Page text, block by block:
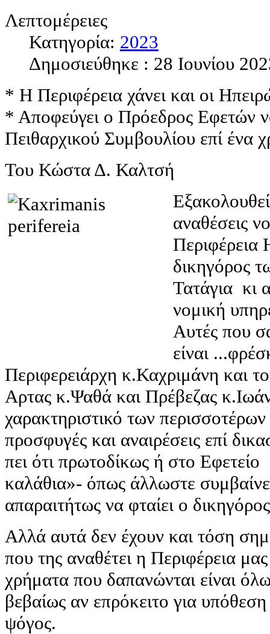
Λεπτομέρειες
Κατηγορία: 2023
Δημοσιεύθηκε : 28 Ιουνίου
* Η Περιφέρεια χάνει και οι
* Αποφεύγει ο Πρόεδρος Εφετών
Πειθαρχικού Συμβουλίου επί ένα
Του Κώστα Δ. Καλτσή
αναθέσεις
Περιφέρεια
δικηγόρος
Τατάγια κι
νομική
Αυτές που
είναι
Περιφερειάρχη κ.Καχριμάνη και
Αρτας κ.Ψαθά και Πρέβεζας
χαρακτηριστικό των περισσοτέρων
προσφυγές και αναιρέσεις επί
πει ότι πρωτοδίκως ή στο
καλάθια»- όπως άλλωστε
απαραιτήτως να φταίει ο
Αλλά αυτά δεν έχουν και τόση
που της αναθέτει η Περιφέρεια
χρήματα που δαπανώνται είναι
βεβαίως αν επρόκειτο για
ψόγος.